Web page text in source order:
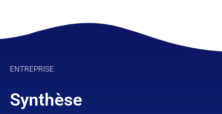
ENTREPRISE
Synthèse